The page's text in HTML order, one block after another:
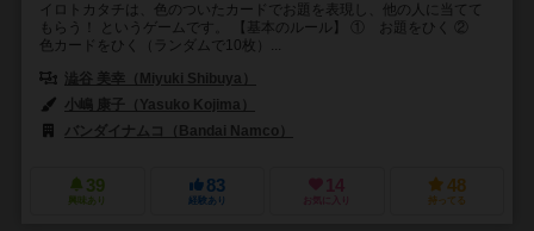
イロトカタチは、色のついたカードでお題を表現し、他の人に当てて
もらう！ というゲームです。 【基本のルール】 ① お題をひく ②
色カードをひく（ランダムで10枚）...
澁谷 美幸（Miyuki Shibuya）
小嶋 康子（Yasuko Kojima）
バンダイナムコ（Bandai Namco）
39
興味あり
83
経験あり
14
お気に入り
48
持ってる